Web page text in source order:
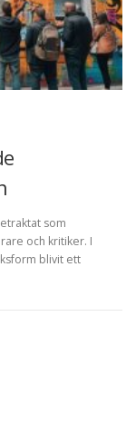
som
och kritiker. I
blivit ett